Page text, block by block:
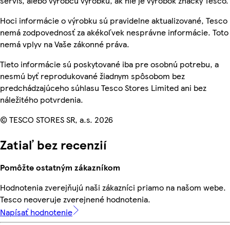
Hoci informácie o výrobku sú pravidelne aktualizované, Tesco
nemá zodpovednosť za akékoľvek nesprávne informácie. Toto
nemá vplyv na Vaše zákonné práva.
Tieto informácie sú poskytované iba pre osobnú potrebu, a
nesmú byť reprodukované žiadnym spôsobom bez
predchádzajúceho súhlasu Tesco Stores Limited ani bez
náležitého potvrdenia.
© TESCO STORES SR, a.s. 2026
Zatiaľ bez recenzií
Pomôžte ostatným zákazníkom
Hodnotenia zverejňujú naši zákazníci priamo na našom webe.
Tesco neoveruje zverejnené hodnotenia.
Napísať hodnotenie